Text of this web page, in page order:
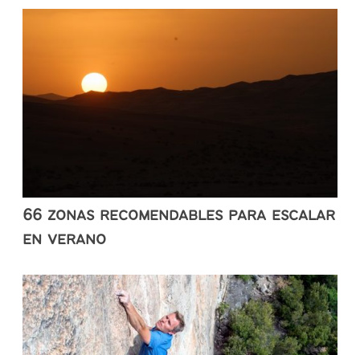
66 zonas recomendables para escalar
en verano